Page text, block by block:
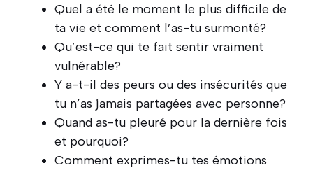
Quel a été le moment le plus difficile de
ta vie et comment l’as-tu surmonté?
Qu’est-ce qui te fait sentir vraiment
vulnérable?
Y a-t-il des peurs ou des insécurités que
tu n’as jamais partagées avec personne?
Quand as-tu pleuré pour la dernière fois
et pourquoi?
Comment exprimes-tu tes émotions